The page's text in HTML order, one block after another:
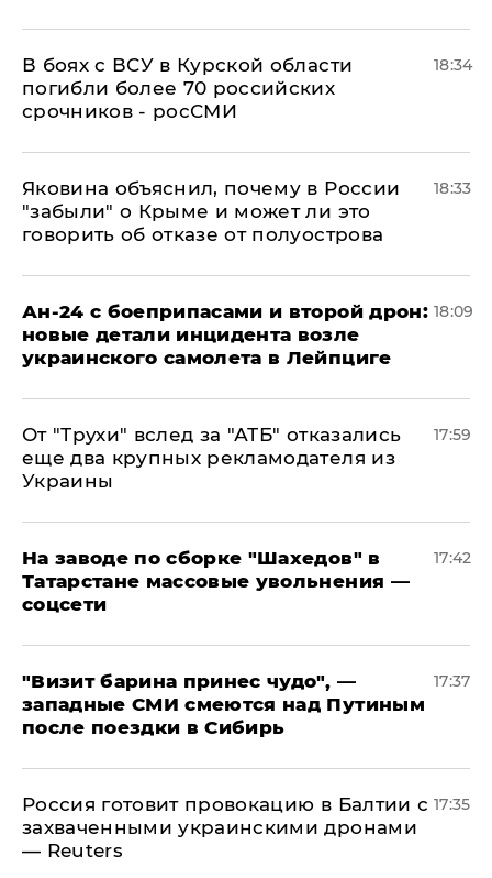
В боях с ВСУ в Курской области
погибли более 70 российских
срочников - росСМИ
18:34
Яковина объяснил, почему в России
"забыли" о Крыме и может ли это
говорить об отказе от полуострова
18:33
Ан-24 с боеприпасами и второй дрон:
новые детали инцидента возле
украинского самолета в Лейпциге
18:09
От "Трухи" вслед за "АТБ" отказались
еще два крупных рекламодателя из
Украины
17:59
На заводе по сборке "Шахедов" в
Татарстане массовые увольнения —
соцсети
17:42
"Визит барина принес чудо", —
западные СМИ смеются над Путиным
после поездки в Сибирь
17:37
​Россия готовит провокацию в Балтии с
захваченными украинскими дронами
— Reuters
17:35